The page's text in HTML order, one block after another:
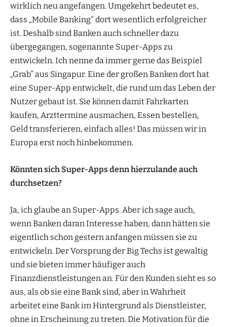
wirklich neu angefangen. Umgekehrt bedeutet es,
dass „Mobile Banking“ dort wesentlich erfolgreicher
ist. Deshalb sind Banken auch schneller dazu
übergegangen, sogenannte Super-Apps zu
entwickeln. Ich nenne da immer gerne das Beispiel
„Grab” aus Singapur. Eine der großen Banken dort hat
eine Super-App entwickelt, die rund um das Leben der
Nutzer gebaut ist. Sie können damit Fahrkarten
kaufen, Arzttermine ausmachen, Essen bestellen,
Geld transferieren, einfach alles! Das müssen wir in
Europa erst noch hinbekommen.
Könnten sich Super-Apps denn hierzulande auch
durchsetzen?
Ja, ich glaube an Super-Apps. Aber ich sage auch,
wenn Banken daran Interesse haben, dann hätten sie
eigentlich schon gestern anfangen müssen sie zu
entwickeln. Der Vorsprung der Big Techs ist gewaltig
und sie bieten immer häufiger auch
Finanzdienstleistungen an. Für den Kunden sieht es so
aus, als ob sie eine Bank sind, aber in Wahrheit
arbeitet eine Bank im Hintergrund als Dienstleister,
ohne in Erscheinung zu treten. Die Motivation für die